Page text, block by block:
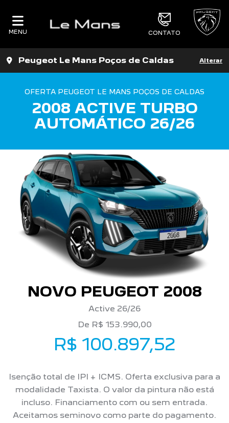
MENU CONTATO
Peugeot Le Mans Poços de Caldas Alterar
OFERTA PEUGEOT LE MANS POÇOS DE CALDAS
2008 ACTIVE TURBO
AUTOMÁTICO 26/26
NOVO PEUGEOT 2008
Active 26/26
De R$ 153.990,00
R$ 100.897,52
Isenção total de IPI + ICMS. Oferta exclusiva para a
modalidade Taxista. O valor da pintura não está
incluso. Financiamento com ou sem entrada.
Aceitamos seminovo como parte do pagamento.